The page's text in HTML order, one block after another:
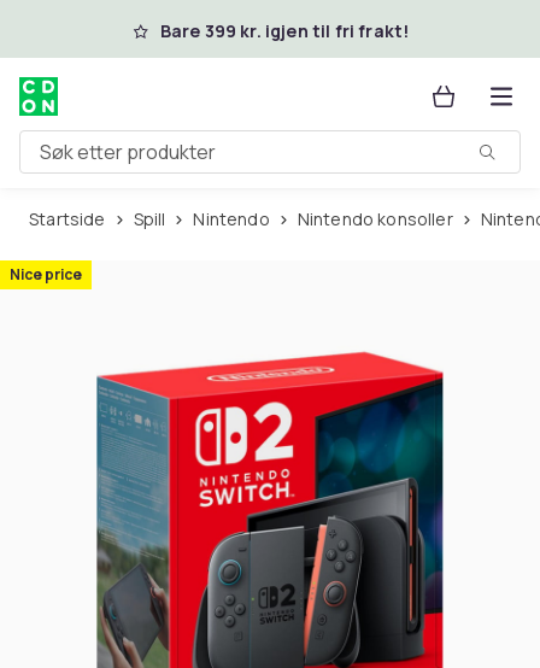
Hopp til hovedinnholdBare 399 kr. igjen til fri frakt!
Søk etter produkter
Startside Spill Nintendo Nintendo konsoller
Nice price